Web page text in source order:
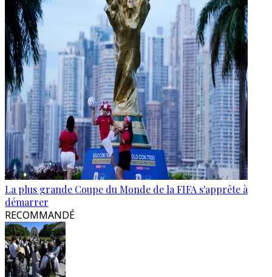
La plus grande Coupe du Monde de la FIFA s'apprête à
démarrer
RECOMMANDÉ